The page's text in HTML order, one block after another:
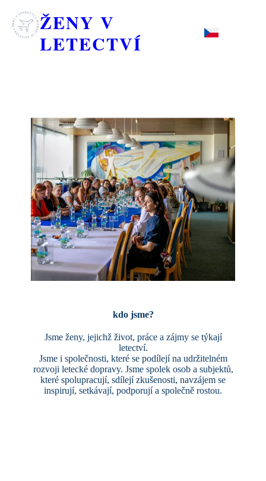
ŽENY V
LETECTVÍ
kdo jsme?
Jsme ženy, jejichž život, práce a zájmy se týkají
letectví.
Jsme i společnosti, které se podílejí na udržitelném
rozvoji letecké dopravy. Jsme spolek osob a subjektů,
které spolupracují, sdílejí zkušenosti, navzájem se
inspirují, setkávají, podporují a společně rostou.